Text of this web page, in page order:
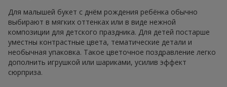
Для малышей букет с днём рождения ребёнка обычно
выбирают в мягких оттенках или в виде нежной
композиции для детского праздника. Для детей постарше
уместны контрастные цвета, тематические детали и
необычная упаковка. Такое цветочное поздравление легко
дополнить игрушкой или шариками, усилив эффект
сюрприза.